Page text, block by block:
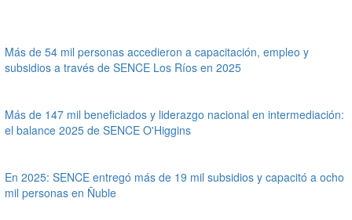
Más de 54 mil personas accedieron a capacitación, empleo y
subsidios a través de SENCE Los Ríos en 2025
Más de 147 mil beneficiados y liderazgo nacional en intermediación:
el balance 2025 de SENCE O'Higgins
En 2025: SENCE entregó más de 19 mil subsidios y capacitó a ocho
mil personas en Ñuble